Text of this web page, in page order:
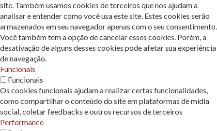
site. Também usamos cookies de terceiros que nos ajudam a
analisar e entender como você usa este site. Estes cookies serão
armazenados em seu navegador apenas com o seu consentimento.
Você também tem a opção de cancelar esses cookies. Porém, a
desativação de alguns desses cookies pode afetar sua experiência
de navegação.
Funcionais
Funcionais
Os cookies funcionais ajudam a realizar certas funcionalidades,
como compartilhar o conteúdo do site em plataformas de mídia
social, coletar feedbacks e outros recursos de terceiros
Performance